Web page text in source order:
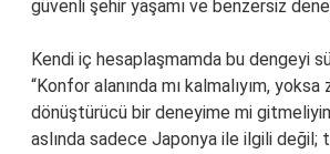
güvenli şehir yaşamı ve benzersiz
Kendi iç hesaplaşmamda bu dengeyi
“Konfor alanında mı kalmalıyım, yoksa
dönüştürücü bir deneyime mi
aslında sadece Japonya ile ilgili değil;